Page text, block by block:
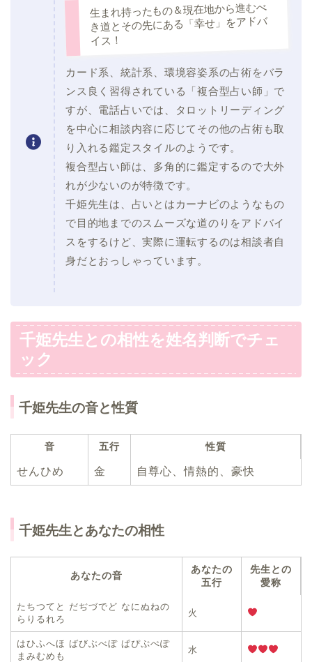
生まれ持ったもの＆現在地から進むべ
き道とその先にある「幸せ」をアドバ
イス！
カード系、統計系、環境容姿系の占術をバラ
ンス良く習得されている「複合型占い師」で
すが、電話占いでは、タロットリーディング
を中心に相談内容に応じてその他の占術も取
り入れる鑑定スタイルのようです。
複合型占い師は、多角的に鑑定するので大外
れが少ないのが特徴です。
千姫先生は、占いとはカーナビのようなもの
で目的地までのスムーズな道のりをアドバイ
スをするけど、実際に運転するのは相談者自
身だとおっしゃっています。
千姫先生との相性を姓名判断でチェ
ック
千姫先生の音と性質
音 五行 性質
せんひめ 金 自尊心、情熱的、豪快
千姫先生とあなたの相性
あなたの音
あなたの
五行
先生との
愛称
たちつてと だぢづでど なにぬねの
らりるれろ
火
はひふへほ ばびぶべぼ ぱぴぷぺぽ
まみむめも
水